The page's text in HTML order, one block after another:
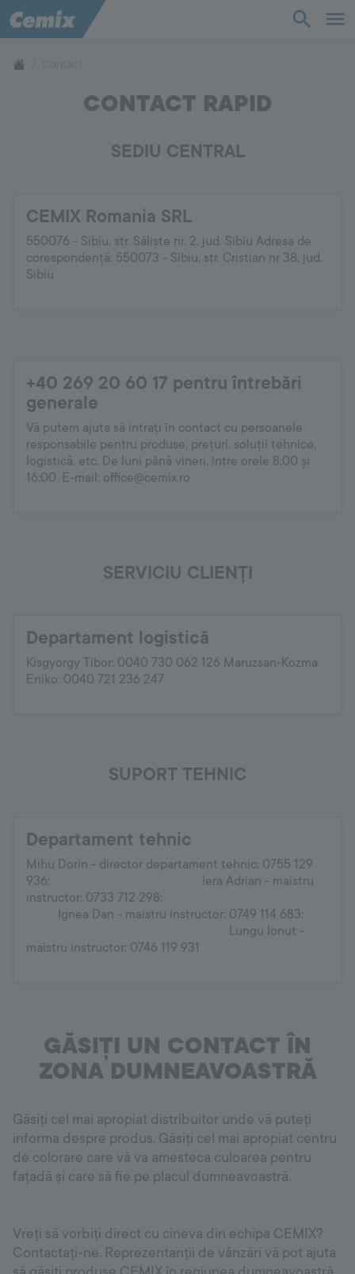
Bază de cunoștințe
Contact
Romania
Language: RO
CONTACT RAPID
SEDIU CENTRAL
CEMIX Romania SRL
550076 - Sibiu, str. Săliște nr. 2, jud. Sibiu Adresa de
corespondență: 550073 - Sibiu, str. Cristian nr 38, jud.
Sibiu
+40 269 20 60 17 pentru întrebări
generale
Vă putem ajuta să intrați în contact cu persoanele
responsabile pentru produse, prețuri, soluții tehnice,
logistică, etc. De luni până vineri, între orele 8:00 și
16:00. E-mail: office@cemix.ro
SERVICIU CLIENȚI
Departament logistică
Kisgyorgy Tibor: 0040 730 062 126 Maruzsan-Kozma
Eniko: 0040 721 236 247
SUPORT TEHNIC
Departament tehnic
Mihu Dorin - director departament tehnic: 0755 129
936: Iera Adrian - maistru
instructor: 0733 712 298:
Ignea Dan - maistru instructor: 0749 114 683:
Lungu Ionut -
maistru instructor: 0746 119 931
GĂSIȚI UN CONTACT ÎN
ZONA DUMNEAVOASTRĂ
Găsiți cel mai apropiat distribuitor unde vă puteți
informa despre produs. Găsiți cel mai apropiat centru
de colorare care vă va amesteca culoarea pentru
fațadă și care să fie pe placul dumneavoastră.
Vreți să vorbiți direct cu cineva din echipa CEMIX?
Contactați-ne. Reprezentanții de vânzări vă pot ajuta